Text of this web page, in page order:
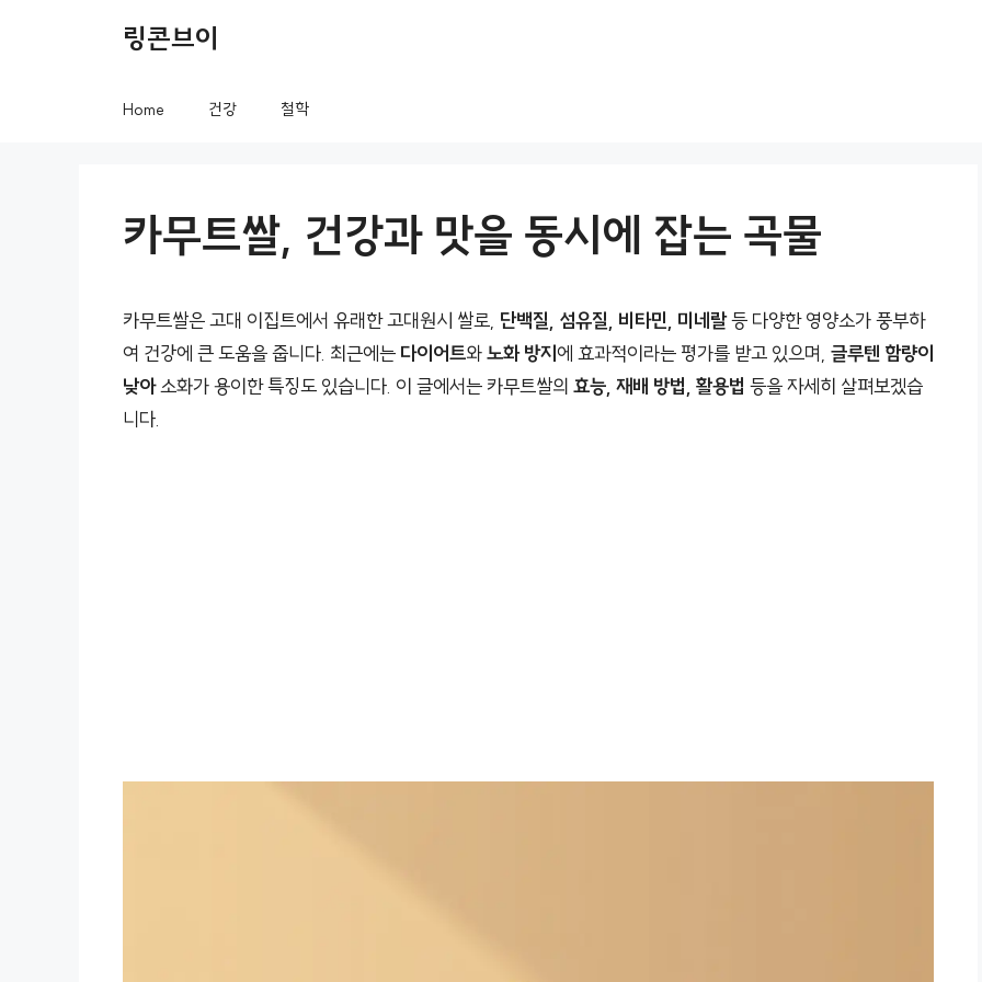
링콘브이
Home 건강 철학
카무트쌀, 건강과 맛을 동시에 잡는 곡물
카무트쌀은 고대 이집트에서 유래한 고대원시 쌀로, 단백질, 섬유질, 비타민, 미네랄등 다양한 영양소가 풍부하
여 건강에 큰 도움을 줍니다. 최근에는 다이어트와노화 방지에 효과적이라는 평가를 받고 있으며, 글루텐 함량이
낮아소화가 용이한 특징도 있습니다. 이 글에서는 카무트쌀의 효능, 재배 방법, 활용법 등을 자세히 살펴보겠습
니다.